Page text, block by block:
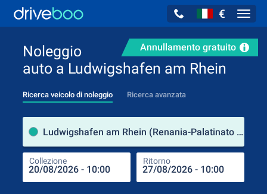
€
Annullamento gratuito
Noleggio
auto a Ludwigshafen am Rhein
Ricerca veicolo di noleggio Ricerca avanzata
Ludwigshafen am Rhein (Renania-Palatinato / Germania)
Collezione Ritorno